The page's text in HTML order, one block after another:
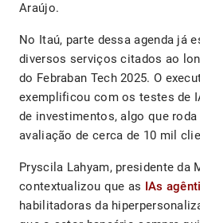
Araújo.
No Itaú, parte dessa agenda já
diversos serviços citados ao
do Febraban Tech 2025. O
exemplificou com os testes de
de investimentos, algo que
avaliação de cerca de 10 mil
Pryscila Lahyam, presidente da
contextualizou que as IAs
habilitadoras da